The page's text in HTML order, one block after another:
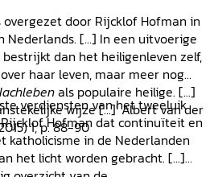
overgezet door Rijcklof Hofman in
Nederlands. [...] In een uitvoerige
dan het heiligenleven zelf,
haar leven, maar meer nog
als populaire heilige. [...]
wijze [...]' Albert van der
1, p. 88-90
verdiensten van het tweeluik
Hofman dat continuïteit en
katholicisme in de Nederlanden
het licht worden gebracht. [...]